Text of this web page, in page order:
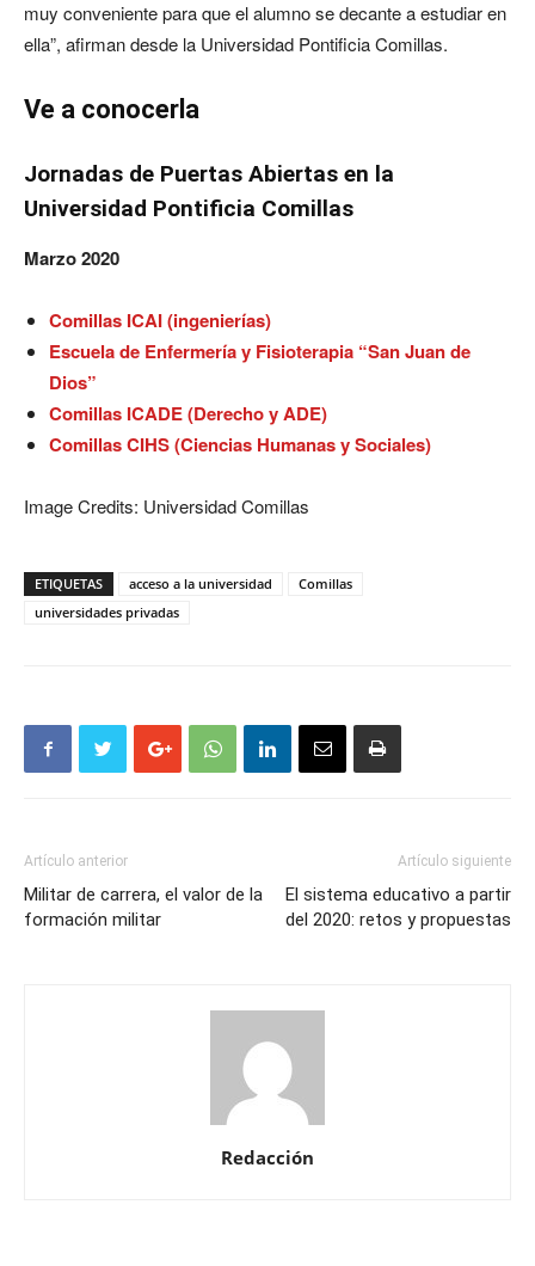
muy conveniente para que el alumno se decante a estudiar en
ella”, afirman desde la Universidad Pontificia Comillas.
Ve a conocerla
Jornadas de Puertas Abiertas en la
Universidad Pontificia Comillas
Marzo 2020
Comillas ICAI (ingenierías)
Escuela de Enfermería y Fisioterapia “San Juan de
Dios”
Comillas ICADE (Derecho y ADE)
Comillas CIHS (Ciencias Humanas y Sociales)
Image Credits: Universidad Comillas
ETIQUETAS acceso a la universidad
Comillas
universidades privadas
Artículo anterior
Militar de carrera, el valor de la
formación militar
Artículo siguiente
El sistema educativo a partir
del 2020: retos y propuestas
Redacción